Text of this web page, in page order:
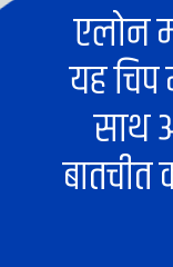
एलोन
यह
साथ